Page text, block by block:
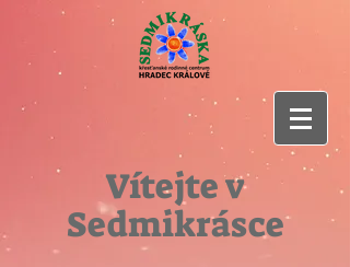
Vítejte v
Sedmikrásce